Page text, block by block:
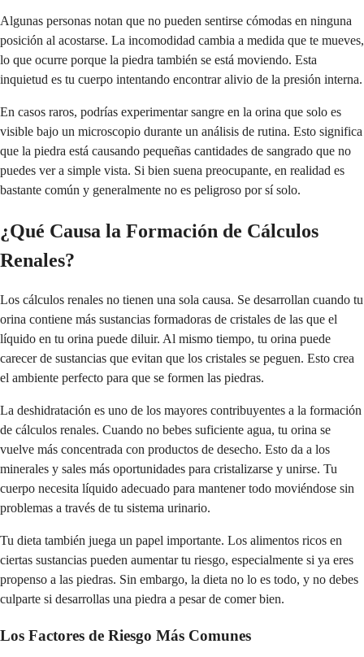
Algunas personas notan que no pueden sentirse cómodas en ninguna
posición al acostarse. La incomodidad cambia a medida que te mueves,
lo que ocurre porque la piedra también se está moviendo. Esta
inquietud es tu cuerpo intentando encontrar alivio de la presión interna.
En casos raros, podrías experimentar sangre en la orina que solo es
visible bajo un microscopio durante un análisis de rutina. Esto significa
que la piedra está causando pequeñas cantidades de sangrado que no
puedes ver a simple vista. Si bien suena preocupante, en realidad es
bastante común y generalmente no es peligroso por sí solo.
¿Qué Causa la Formación de Cálculos
Renales?
Los cálculos renales no tienen una sola causa. Se desarrollan cuando tu
orina contiene más sustancias formadoras de cristales de las que el
líquido en tu orina puede diluir. Al mismo tiempo, tu orina puede
carecer de sustancias que evitan que los cristales se peguen. Esto crea
el ambiente perfecto para que se formen las piedras.
La deshidratación es uno de los mayores contribuyentes a la formación
de cálculos renales. Cuando no bebes suficiente agua, tu orina se
vuelve más concentrada con productos de desecho. Esto da a los
minerales y sales más oportunidades para cristalizarse y unirse. Tu
cuerpo necesita líquido adecuado para mantener todo moviéndose sin
problemas a través de tu sistema urinario.
Tu dieta también juega un papel importante. Los alimentos ricos en
ciertas sustancias pueden aumentar tu riesgo, especialmente si ya eres
propenso a las piedras. Sin embargo, la dieta no lo es todo, y no debes
culparte si desarrollas una piedra a pesar de comer bien.
Los Factores de Riesgo Más Comunes